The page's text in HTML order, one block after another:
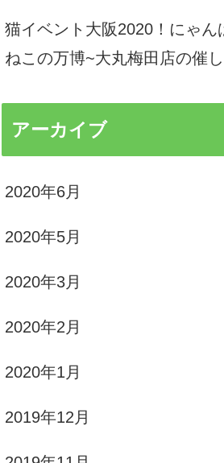
猫イベント大阪2020！にゃん
ねこの万博~大丸梅田店の催し
アーカイブ
2020年6月
2020年5月
2020年3月
2020年2月
2020年1月
2019年12月